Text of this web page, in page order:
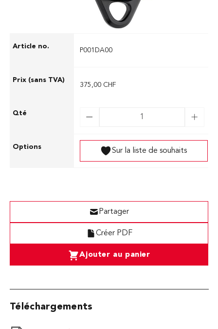
P001DA00
375,00 CHF
Sur la liste de souhaits
Ajouter au panier
Créer PDF
Partager
Téléchargements